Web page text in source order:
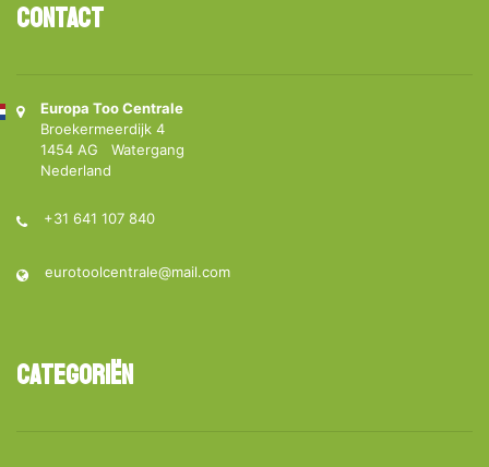
Contact
Europa Too Centrale
Broekermeerdijk 4
1454 AG Watergang
Nederland
+31 641 107 840
eurotoolcentrale@mail.com
Categoriën